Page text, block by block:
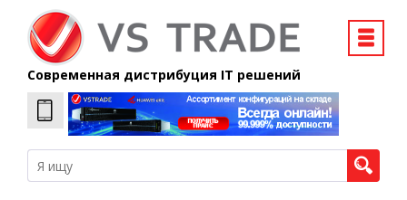
Современная дистрибуция IT решений